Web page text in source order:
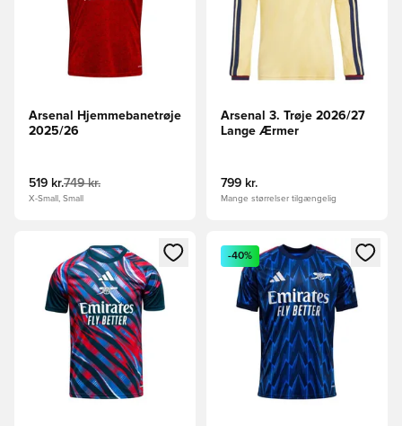
Arsenal Hjemmebanetrøje
2025/26
519 kr.749 kr.
X-Small, Small
Arsenal 3. Trøje 2026/27
Lange Ærmer
799 kr.
Mange størrelser tilgængelig
Åbner en Modal til at logge ind eller tilmelde dig som
Åbner en Modal til at logge
-40%